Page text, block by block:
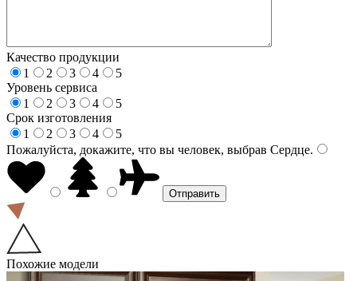
Качество продукции
1
2 3 4
5
Уровень сервиса
1
2 3 4
5
Срок изготовления
1
2 3 4
5
Пожалуйста, докажите, что вы человек, выбрав Сердце.
Похожие модели